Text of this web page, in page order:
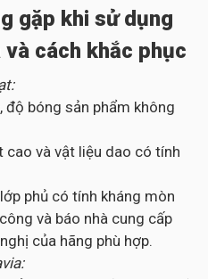
gặp khi sử dụng
cách khắc phục
bóng sản phẩm không
cao và vật liệu dao có tính
phủ có tính kháng mòn
và báo nhà cung cấp
của hãng phù hợp.